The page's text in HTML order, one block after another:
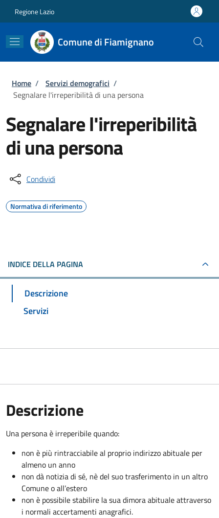
Regione Lazio
Comune di Fiamignano
Briciole di pane
Home / Servizi demografici /
Segnalare l'irreperibilità di una persona
Segnalare l'irreperibilità
di una persona
Condividi
Normativa di riferimento
INDICE DELLA PAGINA
Descrizione
Servizi
Descrizione
Una persona è irreperibile quando:
non è più rintracciabile al proprio indirizzo abituale per
almeno un anno
non dà notizia di sé, nè del suo trasferimento in un altro
Comune o all’estero
non è possibile stabilire la sua dimora abituale attraverso
i normali accertamenti anagrafici.